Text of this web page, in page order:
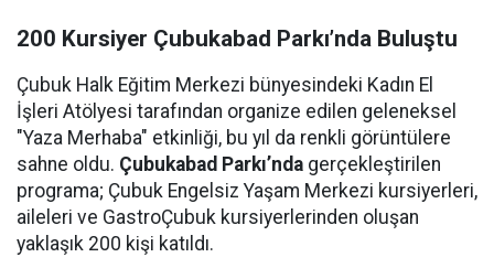
200 Kursiyer Çubukabad Parkı’nda Buluştu
Çubuk Halk Eğitim Merkezi bünyesindeki Kadın El
İşleri Atölyesi tarafından organize edilen geleneksel
"Yaza Merhaba" etkinliği, bu yıl da renkli görüntülere
sahne oldu. Çubukabad Parkı’nda gerçekleştirilen
programa; Çubuk Engelsiz Yaşam Merkezi kursiyerleri,
aileleri ve GastroÇubuk kursiyerlerinden oluşan
yaklaşık 200 kişi katıldı.